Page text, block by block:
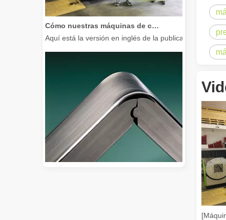
Aquí está la versión en inglés de la publicación del
Guía 2026: Cómo las máquinas cortadoras de tubos